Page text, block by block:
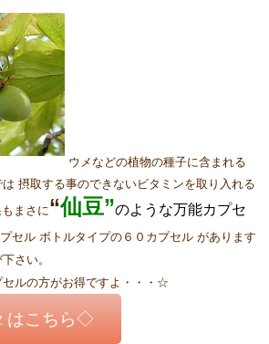
ウメなどの植物の種子に含まれる
摂取する事のできないビタミンを取り入れる
まさに“仙豆”のような万能カプセ
セル ボトルタイプの６０カプセル があります
下さい。
セルの方がお得ですよ・・・☆
はこちら◇